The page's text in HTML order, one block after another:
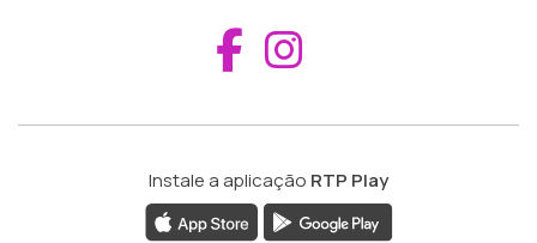
Aceder ao
Instale a aplicação RTP Play